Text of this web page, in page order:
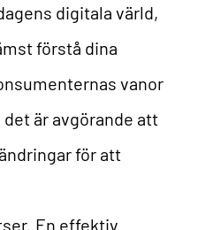
digitala värld,
förstå dina
vanor
är avgörande att
för att
En effektiv